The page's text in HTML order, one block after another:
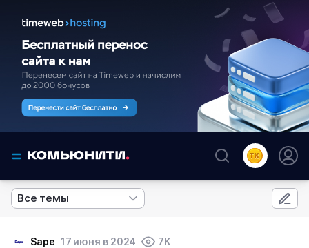
Все темы
Sape 17 июня в 2024 7K